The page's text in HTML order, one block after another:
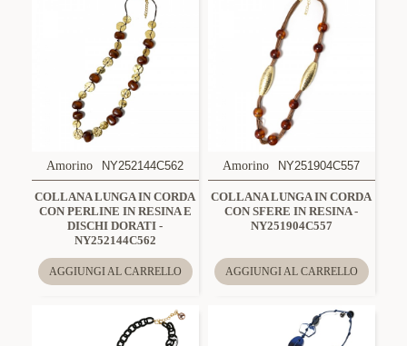
Amorino NY252144C562
COLLANA LUNGA IN CORDA
CON PERLINE IN RESINA E
DISCHI DORATI -
NY252144C562
AGGIUNGI AL CARRELLO
Amorino NY251904C557
COLLANA LUNGA IN CORDA
CON SFERE IN RESINA -
NY251904C557
AGGIUNGI AL CARRELLO